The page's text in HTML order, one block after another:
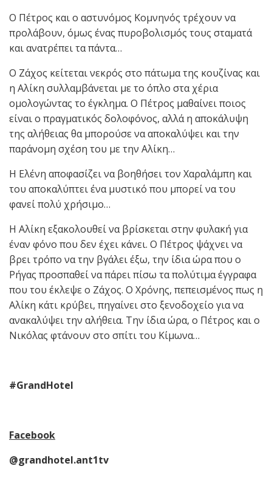
Ο Πέτρος και ο αστυνόμος Κομνηνός τρέχουν να
προλάβουν, όμως ένας πυροβολισμός τους σταματά
και ανατρέπει τα πάντα…
Ο Ζάχος κείτεται νεκρός στο πάτωμα της κουζίνας και
η Αλίκη συλλαμβάνεται με το όπλο στα χέρια
ομολογώντας το έγκλημα. Ο Πέτρος μαθαίνει ποιος
είναι ο πραγματικός δολοφόνος, αλλά η αποκάλυψη
της αλήθειας θα μπορούσε να αποκαλύψει και την
παράνομη σχέση του με την Αλίκη…
Η Ελένη αποφασίζει να βοηθήσει τον Χαραλάμπη και
του αποκαλύπτει ένα μυστικό που μπορεί να του
φανεί πολύ χρήσιμο…
Η Αλίκη εξακολουθεί να βρίσκεται στην φυλακή για
έναν φόνο που δεν έχει κάνει. Ο Πέτρος ψάχνει να
βρει τρόπο να την βγάλει έξω, την ίδια ώρα που ο
Ρήγας προσπαθεί να πάρει πίσω τα πολύτιμα έγγραφα
που του έκλεψε ο Ζάχος. Ο Χρόνης, πεπεισμένος πως η
Αλίκη κάτι κρύβει, πηγαίνει στο ξενοδοχείο για να
ανακαλύψει την αλήθεια. Την ίδια ώρα, ο Πέτρος και ο
Νικόλας φτάνουν στο σπίτι του Κίμωνα…
#GrandHotel
Facebook
@grandhotel.ant1tv